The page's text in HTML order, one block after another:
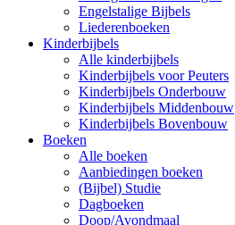
Engelstalige Bijbels
Liederenboeken
Kinderbijbels
Alle kinderbijbels
Kinderbijbels voor Peuters
Kinderbijbels Onderbouw
Kinderbijbels Middenbouw
Kinderbijbels Bovenbouw
Boeken
Alle boeken
Aanbiedingen boeken
(Bijbel) Studie
Dagboeken
Doop/Avondmaal